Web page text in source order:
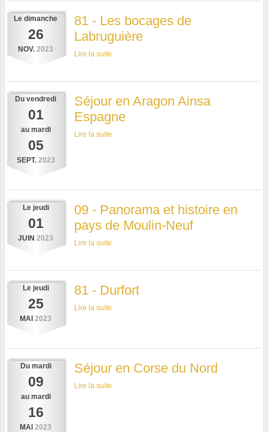
Le dimanche
26
NOV. 2023
81 - Les bocages de
Labruguière
Lire la suite
Du vendredi
01
au mardi
05
SEPT. 2023
Séjour en Aragon Ainsa
Espagne
Lire la suite
Le jeudi
01
JUIN 2023
09 - Panorama et histoire en
pays de Moulin-Neuf
Lire la suite
Le jeudi
25
MAI 2023
81 - Durfort
Lire la suite
Du mardi
09
au mardi
16
MAI 2023
Séjour en Corse du Nord
Lire la suite